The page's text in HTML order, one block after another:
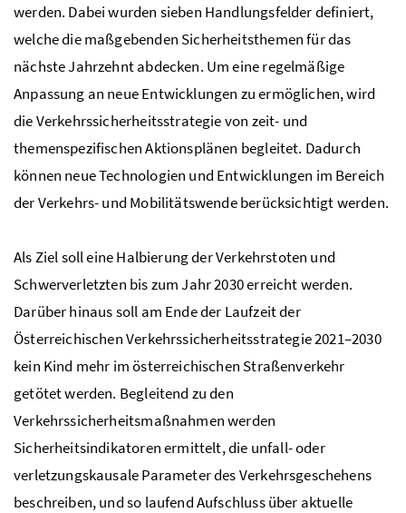
werden. Dabei wurden sieben Handlungsfelder definiert,
welche die maßgebenden Sicherheitsthemen für das
nächste Jahrzehnt abdecken. Um eine regelmäßige
Anpassung an neue Entwicklungen zu ermöglichen, wird
die Verkehrssicherheitsstrategie von zeit- und
themenspezifischen Aktionsplänen begleitet. Dadurch
können neue Technologien und Entwicklungen im Bereich
der Verkehrs- und Mobilitätswende berücksichtigt werden.
Als Ziel soll eine Halbierung der Verkehrstoten und
Schwerverletzten bis zum Jahr 2030 erreicht werden.
Darüber hinaus soll am Ende der Laufzeit der
Österreichischen Verkehrssicherheitsstrategie 2021–2030
kein Kind mehr im österreichischen Straßenverkehr
getötet werden. Begleitend zu den
Verkehrssicherheitsmaßnahmen werden
Sicherheitsindikatoren ermittelt, die unfall- oder
verletzungskausale Parameter des Verkehrsgeschehens
beschreiben, und so laufend Aufschluss über aktuelle